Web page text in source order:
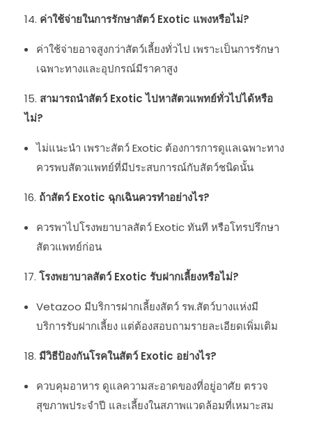
ค่าใช้จ่ายในการรักษาสัตว์ Exotic แพงหรือไม่?
ค่าใช้จ่ายอาจสูงกว่าสัตว์เลี้ยงทั่วไป เพราะเป็นการรักษา
เฉพาะทางและอุปกรณ์มีราคาสูง
สามารถนำสัตว์ Exotic ไปหาสัตวแพทย์ทั่วไปได้หรือ
ไม่?
ไม่แนะนำ เพราะสัตว์ Exotic ต้องการการดูแลเฉพาะทาง
ควรพบสัตวแพทย์ที่มีประสบการณ์กับสัตว์ชนิดนั้น
ถ้าสัตว์ Exotic ฉุกเฉินควรทำอย่างไร?
ควรพาไปโรงพยาบาลสัตว์ Exotic ทันที หรือโทรปรึกษา
สัตวแพทย์ก่อน
โรงพยาบาลสัตว์ Exotic รับฝากเลี้ยงหรือไม่?
Vetazoo มีบริการฝากเลี้ยงสัตว์ รพ.สัตว์บางแห่งมี
บริการรับฝากเลี้ยง แต่ต้องสอบถามรายละเอียดเพิ่มเติม
มีวิธีป้องกันโรคในสัตว์ Exotic อย่างไร?
ควบคุมอาหาร ดูแลความสะอาดของที่อยู่อาศัย ตรวจ
สุขภาพประจำปี และเลี้ยงในสภาพแวดล้อมที่เหมาะสม